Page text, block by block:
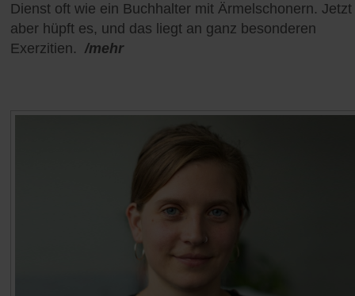
Dienst oft wie ein Buchhalter mit Ärmelschonern. Jetzt
aber hüpft es, und das liegt an ganz besonderen
Exerzitien. /mehr